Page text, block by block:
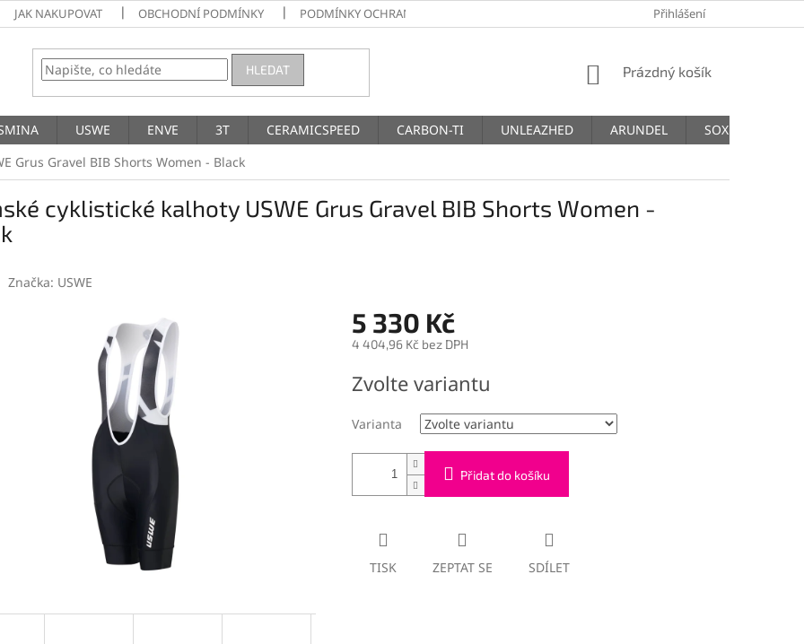
JAK NAKUPOVAT OBCHODNÍ PODMÍNKY PODMÍNKY OCHRANY OSOBNÍCH ÚDAJŮ Přihlášení
HLEDAT
NÁKUPNÍ
Prázdný košík
USWE ENVE 3T CERAMICSPEED CARBON-TI UNLEAZHED ARUNDEL SOX
Grus Gravel BIB Shorts Women - Black
cyklistické kalhoty USWE Grus Gravel BIB Shorts Women -
Značka: USWE
5 330 Kč
4 404,96 Kč bez DPH
cena:
Zvolte variantu
Varianta
Přidat do košíku
TISK ZEPTAT SE SDÍLET